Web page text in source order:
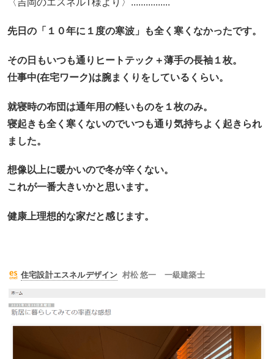
先日の「１０年に１度の寒波」も全く寒くなかったです。
その日もいつも通りヒートテック＋薄手の長袖１枚。
仕事中(在宅ワーク)は腕まくりをしているくらい。
就寝時の布団は通年用の軽いものを１枚のみ。
寝起きも全く寒くないのでいつも通り気持ちよく起きられ
ました。
想像以上に暖かいので冬が辛くない。
これが一番大きいかと思います。
健康上理想的な家だと感じます。